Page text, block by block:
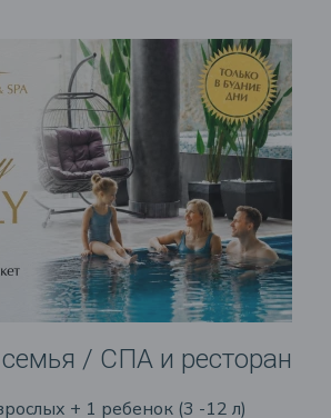
/ СПА и ресторан
+ 1 ребенок (3 -12 л)